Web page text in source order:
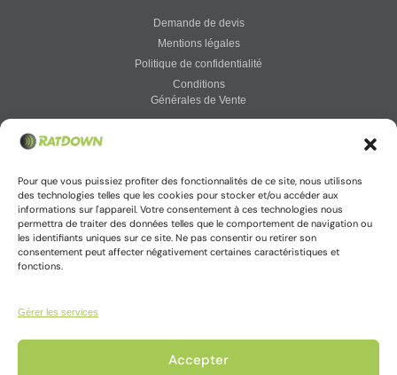
Pour que vous puissiez profiter des fonctionnalités de ce site, nous utilisons
des technologies telles que les cookies pour stocker et/ou accéder aux
informations sur l'appareil. Votre consentement à ces technologies nous
permettra de traiter des données telles que le comportement de navigation ou
les identifiants uniques sur ce site. Ne pas consentir ou retirer son
consentement peut affecter négativement certaines caractéristiques et
fonctions.
Gérer les services
Accepter
Accès à votre espace Vigirat
Demande de devis
Mentions légales
Politique de confidentialité
Conditions
Générales de Vente